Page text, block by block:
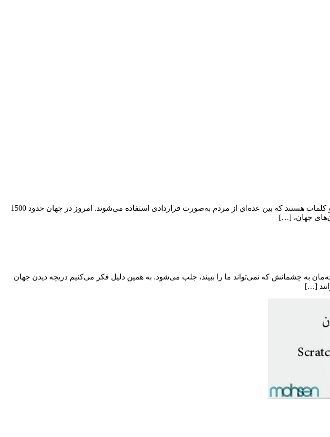
فناوری چه تأثیری روی زبان‌ها خواهد گذاشت؟ پایان سلطه زبان انگلیسی زبان‌ها مجموعه‌ای از قوانین و كلمات هستند كه بین عده‌ای از مردم به‌صورت قراردادی استفاده می‌شوند. امروز در جهان حدود 1500
جهان، […]
به چشمانش كه نمی‌تواند ما را ببیند، جلب می‌شود. به همین دلیل فكر می‌كنیم دریچه دیدن جهان
[…]